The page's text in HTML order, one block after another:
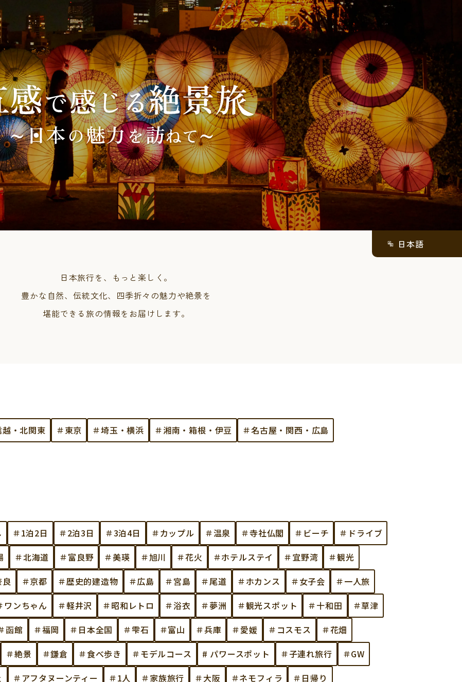
日本語
日本旅行を、もっと楽しく。
豊かな自然、伝統文化、四季折々の魅力や絶景を
堪能できる旅の情報をお届けします。
越・北関東 ＃東京 ＃埼玉・横浜 ＃湘南・箱根・伊豆
＃名古屋・関西・広島
＃1泊2日 ＃2泊3日 ＃3泊4日 ＃カップル ＃温泉 ＃寺社仏閣 ＃ビーチ
＃ドライブ
＃北海道 ＃富良野 ＃美瑛 ＃旭川 ＃花火 ＃ホテルステイ ＃宜野湾
＃観光
良 ＃京都 ＃歴史的建造物 ＃広島 ＃宮島 ＃尾道 ＃ホカンス ＃女子会
＃一人旅
ワンちゃん ＃軽井沢 ＃昭和レトロ ＃浴衣 ＃夢洲 ＃観光スポット ＃十和田
＃草津
函館 ＃福岡 ＃日本全国 ＃雫石 ＃富山 ＃兵庫 ＃愛媛 ＃コスモス
＃花畑
＃絶景 ＃鎌倉 ＃食べ歩き ＃モデルコース # パワースポット ＃子連れ旅行
＃GW
＃アフタヌーンティー ＃1人 ＃家族旅行 ＃大阪 ＃ネモフィラ
＃日帰り